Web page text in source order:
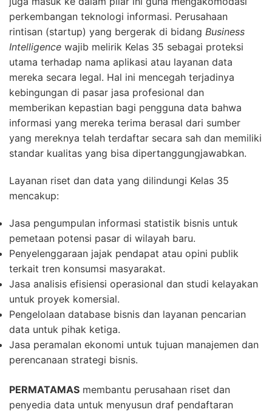
perkembangan teknologi informasi. Perusahaan
rintisan (startup) yang bergerak di bidang Business
Intelligence wajib melirik Kelas 35 sebagai proteksi
utama terhadap nama aplikasi atau layanan data
mereka secara legal. Hal ini mencegah terjadinya
kebingungan di pasar jasa profesional dan
memberikan kepastian bagi pengguna data bahwa
informasi yang mereka terima berasal dari sumber
yang mereknya telah terdaftar secara sah dan memiliki
standar kualitas yang bisa dipertanggungjawabkan.
Layanan riset dan data yang dilindungi Kelas 35
mencakup:
Jasa pengumpulan informasi statistik bisnis untuk
pemetaan potensi pasar di wilayah baru.
Penyelenggaraan jajak pendapat atau opini publik
terkait tren konsumsi masyarakat.
Jasa analisis efisiensi operasional dan studi kelayakan
untuk proyek komersial.
Pengelolaan database bisnis dan layanan pencarian
data untuk pihak ketiga.
Jasa peramalan ekonomi untuk tujuan manajemen dan
perencanaan strategi bisnis.
PERMATAMAS membantu perusahaan riset dan
penyedia data untuk menyusun draf pendaftaran